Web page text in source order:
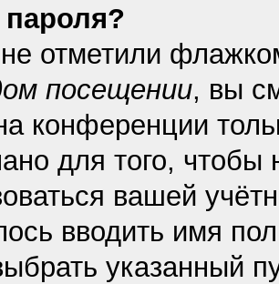
отметили
посещении, вы
конференции
для того, чтобы
вашей
вводить имя
указанный